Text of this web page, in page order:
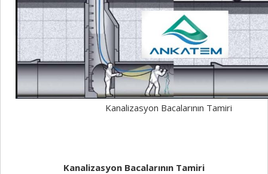
Kanalizasyon Bacalarının Tamiri
Kanalizasyon Bacalarının Tamiri